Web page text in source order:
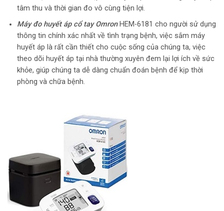
tâm thu và thời gian đo vô cùng tiện lợi.
Máy đo huyết áp cổ tay OmronHEM-6181 cho người sử dụng
thông tin chính xác nhất về tình trạng bệnh, việc sắm máy
huyết áp là rất cần thiết cho cuộc sống của chúng ta, việc
theo dõi huyết áp tại nhà thường xuyên đem lại lợi ích về sức
khỏe, giúp chúng ta dễ dàng chuẩn đoán bệnh để kịp thời
phòng và chữa bệnh.